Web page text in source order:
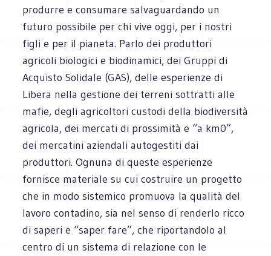
produrre e consumare salvaguardando un
futuro possibile per chi vive oggi, per i nostri
figli e per il pianeta. Parlo dei produttori
agricoli biologici e biodinamici, dei Gruppi di
Acquisto Solidale (GAS), delle esperienze di
Libera nella gestione dei terreni sottratti alle
mafie, degli agricoltori custodi della biodiversità
agricola, dei mercati di prossimità e “a km0”,
dei mercatini aziendali autogestiti dai
produttori. Ognuna di queste esperienze
fornisce materiale su cui costruire un progetto
che in modo sistemico promuova la qualità del
lavoro contadino, sia nel senso di renderlo ricco
di saperi e “saper fare”, che riportandolo al
centro di un sistema di relazione con le